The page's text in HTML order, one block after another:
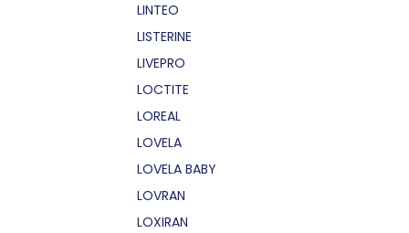
LINTEO
LISTERINE
LIVEPRO
LOCTITE
LOREAL
LOVELA
LOVELA BABY
LOVRAN
LOXIRAN